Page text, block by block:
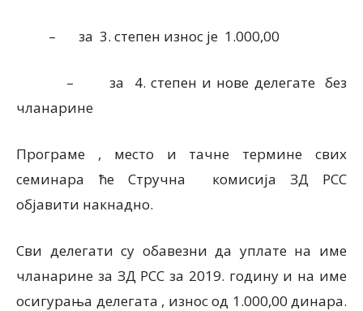
– за 3. степен износ је 1.000,00
– за 4. степен и нове делегате без
чланарине
Програме , место и тачне термине свих
семинара ће Стручна комисија ЗД РСС
објавити накнадно.
Сви делегати су обавезни да уплате на име
чланарине за ЗД РСС за 2019. годину и на име
осигурања делегата , износ од 1.000,00 динара.